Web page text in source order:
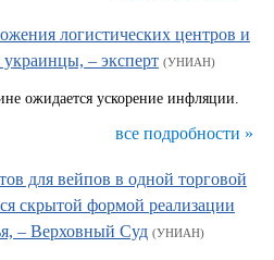
логистических центров и
украинцы, – эксперт (УНИАН)
ожидается ускорение инфляции.
все подробности »
для вейпов в одной торговой
скрытой формой реализации
– Верховный Суд (УНИАН)